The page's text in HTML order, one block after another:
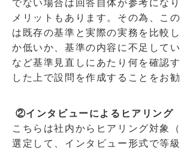
でない場合は回答自体が参考にな
メリットもあります。その為、こ
は既存の基準と実際の実務を比較
か低いか、基準の内容に不足して
など基準見直しにあたり何を確認
した上で設問を作成することをお勧
②インタビューによるヒアリング
こちらは社内からヒアリング対象
選定して、インタビュー形式で等